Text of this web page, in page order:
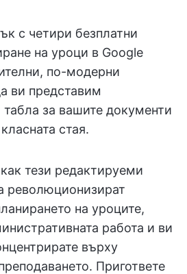
с четири безплатни
на уроци в Google
по-модерни
ви представим
за вашите документи
стая.
тези редактируеми
революционизират
на уроците,
работа и ви
върху
Пригответе